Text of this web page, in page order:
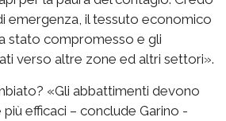
emergenza, il tessuto economico
stato compromesso e gli
verso altre zone ed altri settori».
«Gli abbattimenti devono
efficaci – conclude Garino -